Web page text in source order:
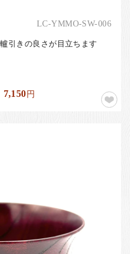
LC-YMMO-SW-006
引きの良さが目立ちます
7,150円